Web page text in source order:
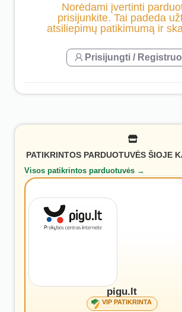
Norėdami įvertinti
prisijunkite. Tai padeda
atsiliepimų patikimumą ir
Prisijungti /
PATIKRINTOS PARDUOTUVĖS ŠIOJE
Visos patikrintos parduotuvės →
pigu.lt
VIP PATIKRINTA